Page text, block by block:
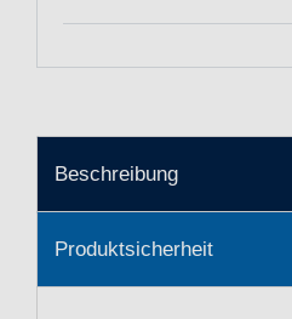
Beschreibung
Produktsicherheit